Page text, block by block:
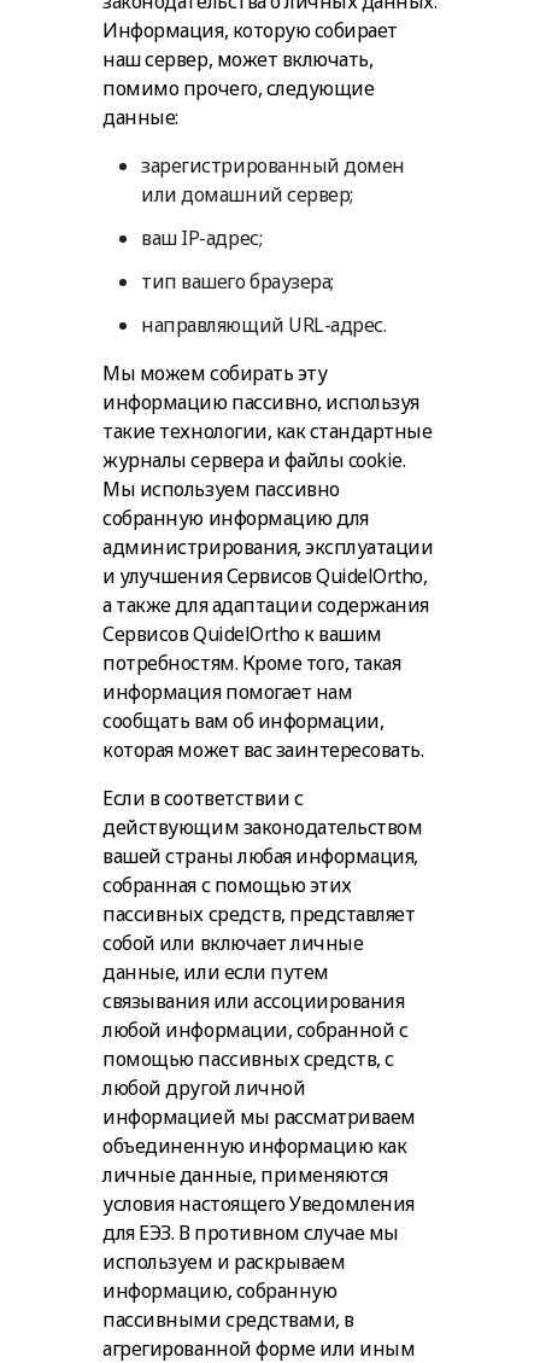
Информация, которую собирает
наш сервер, может включать,
помимо прочего, следующие
данные:
зарегистрированный домен
или домашний сервер;
ваш IP-адрес;
тип вашего браузера;
направляющий URL-адрес.
Мы можем собирать эту
информацию пассивно, используя
такие технологии, как стандартные
журналы сервера и файлы cookie.
Мы используем пассивно
собранную информацию для
администрирования, эксплуатации
и улучшения Сервисов QuidelOrtho,
а также для адаптации содержания
Сервисов QuidelOrtho к вашим
потребностям. Кроме того, такая
информация помогает нам
сообщать вам об информации,
которая может вас заинтересовать.
Если в соответствии с
действующим законодательством
вашей страны любая информация,
собранная с помощью этих
пассивных средств, представляет
собой или включает личные
данные, или если путем
связывания или ассоциирования
любой информации, собранной с
помощью пассивных средств, с
любой другой личной
информацией мы рассматриваем
объединенную информацию как
личные данные, применяются
условия настоящего Уведомления
для ЕЭЗ. В противном случае мы
используем и раскрываем
информацию, собранную
пассивными средствами, в
агрегированной форме или иным